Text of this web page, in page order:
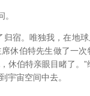
宿。唯独我，在地
休伯特先生做了一
休伯特亲眼目睹了。
宇宙空间中去。